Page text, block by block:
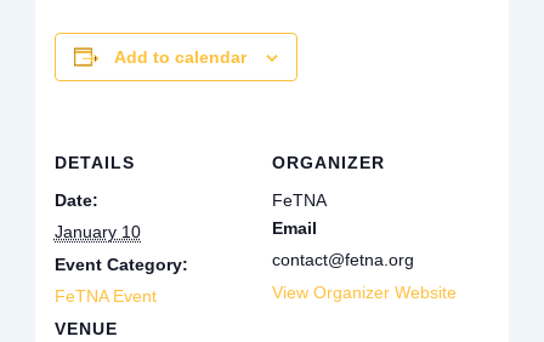
Add to calendar
DETAILS
Date:
January 10
Event Category:
FeTNA Event
VENUE
ORGANIZER
FeTNA
Email
contact@fetna.org
View Organizer Website